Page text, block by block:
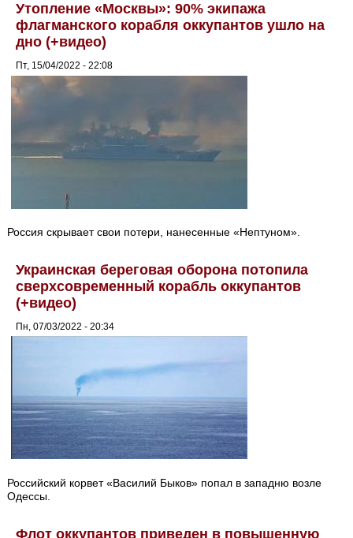
Утопление «Москвы»: 90% экипажа
флагманского корабля оккупантов ушло на
дно (+видео)
Пт, 15/04/2022 - 22:08
Россия скрывает свои потери, нанесенные «Нептуном».
Украинская береговая оборона потопила
сверхсовременный корабль оккупантов
(+видео)
Пн, 07/03/2022 - 20:34
Российский корвет «Василий Быков» попал в западню возле
Одессы.
Флот оккупантов приведен в повышенную